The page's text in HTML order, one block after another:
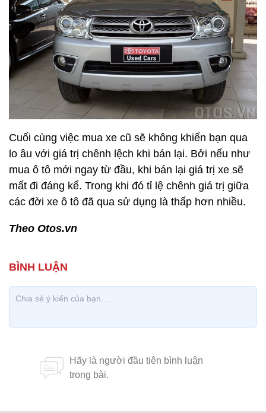
Cuối cùng việc mua xe cũ sẽ không khiến bạn qua
lo âu với giá trị chênh lệch khi bán lại. Bởi nếu như
mua ô tô mới ngay từ đầu, khi bán lại giá trị xe sẽ
mất đi đáng kể. Trong khi đó tỉ lệ chênh giá trị giữa
các đời xe ô tô đã qua sử dụng là thấp hơn nhiều.
Theo Otos.vn